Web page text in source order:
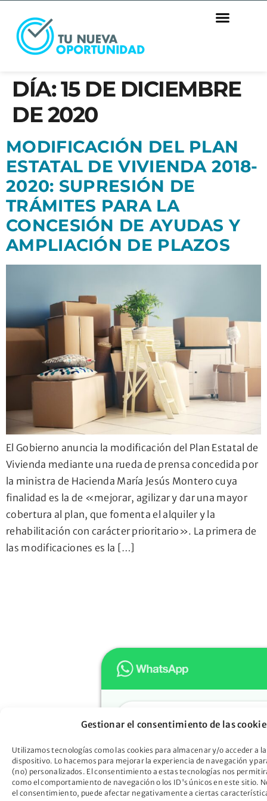
Gestionar el consentimiento de las
Utilizamos tecnologías como las cookies para almacenar y/o acceder a
dispositivo. Lo hacemos para mejorar la experiencia de navegación y
(no) personalizados. El consentimiento a estas tecnologías nos
como el comportamiento de navegación o los ID's únicos en este sitio.
el consentimiento, puede afectar negativamente a ciertas
DÍA:15 DE DICIEMBRE
DE 2020
MODIFICACIÓN DEL PLAN
ESTATAL DE VIVIENDA 2018-
2020: SUPRESIÓN DE
TRÁMITES PARA LA
CONCESIÓN DE AYUDAS Y
AMPLIACIÓN DE PLAZOS
El Gobierno anuncia la modificación del Plan Estatal de
Vivienda mediante una rueda de prensa concedida por
la ministra de Hacienda María Jesús Montero cuya
finalidad es la de «mejorar, agilizar y dar una mayor
cobertura al plan, que fomenta el alquiler y la
rehabilitación con carácter prioritario». La primera de
las modificaciones es la […]
Hola
Oportunidad. ¿En qué
ayudarte?
Descubre cómo la Ley de
Oportunidad puede liberarte